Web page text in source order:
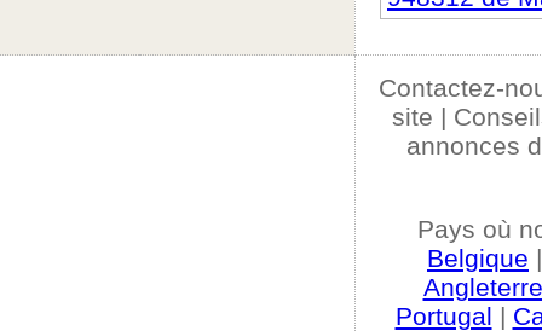
Contactez-
site |
annonces
Pays où
Belgique
Angleterre
Portugal |